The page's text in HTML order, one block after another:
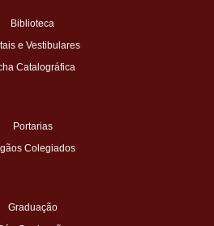
Biblioteca
e Vestibulares
Catalográfica
Portarias
Colegiados
Graduação